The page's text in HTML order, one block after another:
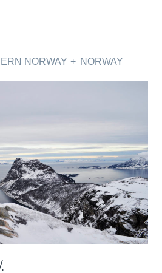
NORWAY NORWAY